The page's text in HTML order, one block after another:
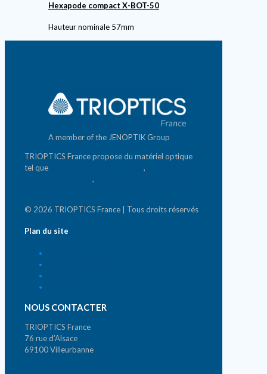
Hexapode compact X-BOT-50
Hauteur nominale 57mm
A member of the JENOPTIK Group
TRIOPTICS France propose du matériel optique
tel que
,
,
© 2026 TRIOPTICS France | Tous droits réservés
Plan du site
NOUS CONTACTER
TRIOPTICS France
76 rue d’Alsace
69100 Villeurbanne